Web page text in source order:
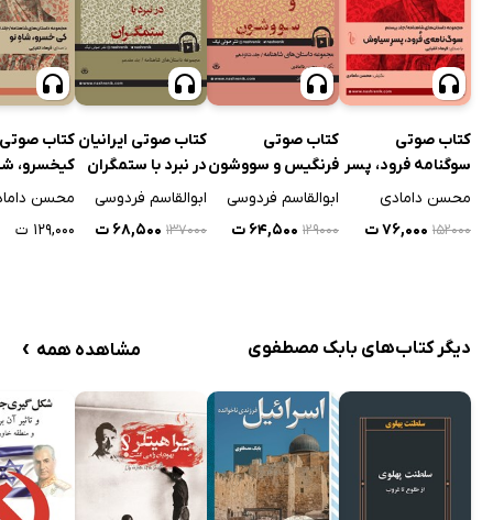
کتاب صوتی
سوگنامه فرود، پسر
محسن دامادی
۱۵۲۰۰۰ ۷۶,۰۰۰ ت
کتاب صوتی
فرنگیس و سووشون
ابوالقاسم فردوسی
۱۲۹۰۰۰ ۶۴,۵۰۰ ت
کتاب صوتی ایرانیان
در نبرد با ستمگران
ابوالقاسم فردوسی
۱۳۷۰۰۰ ۶۸,۵۰۰ ت
کتاب صوتی
کیخسرو،
محسن
۱۲۹,۰۰۰ ت
دیگر کتاب‌های بابک مصطفوی مشاهده همه ›